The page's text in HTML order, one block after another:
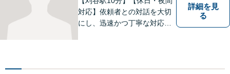
対応】依頼者との対話を大切
にし、迅速かつ丁寧な対応を
サービスを提供。【駐車場完
詳細を見
る